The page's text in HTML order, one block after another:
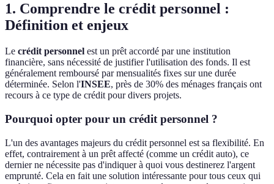
1. Comprendre le crédit personnel :
Définition et enjeux
Le crédit personnel est un prêt accordé par une institution
financière, sans nécessité de justifier l'utilisation des fonds. Il est
généralement remboursé par mensualités fixes sur une durée
déterminée. Selon l'INSEE, près de 30% des ménages français ont
recours à ce type de crédit pour divers projets.
Pourquoi opter pour un crédit personnel ?
L'un des avantages majeurs du crédit personnel est sa flexibilité. En
effet, contrairement à un prêt affecté (comme un crédit auto), ce
dernier ne nécessite pas d'indiquer à quoi vous destinerez l'argent
emprunté. Cela en fait une solution intéressante pour tous ceux qui